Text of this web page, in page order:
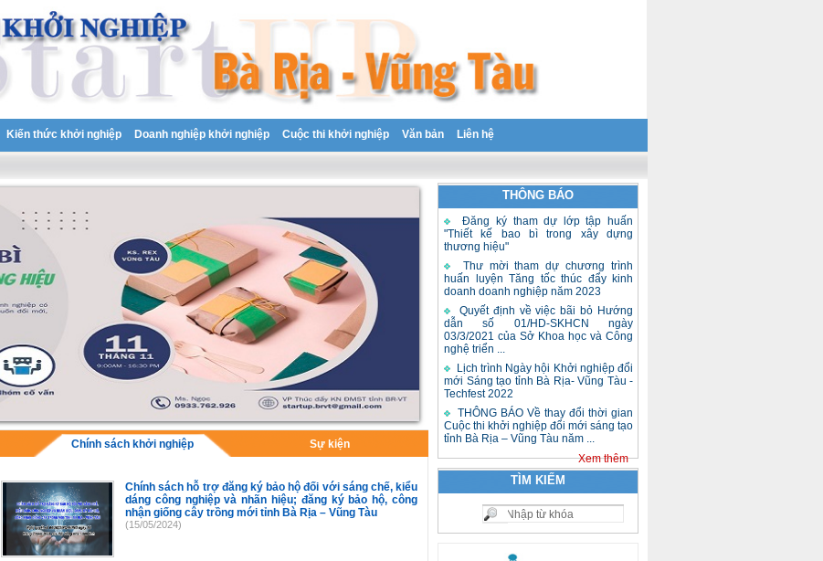
Kiến thức khởi nghiệp Doanh nghiệp khởi nghiệp Cuộc thi khởi nghiệp Văn bản Liên hệ
THÔNG BÁO
Đăng ký tham dự lớp tập huấn
"Thiết kế bao bì trong xây dựng
thương hiệu"
Thư mời tham dự chương trình
huấn luyện Tăng tốc thúc đẩy kinh
doanh doanh nghiệp năm 2023
Quyết định về việc bãi bỏ Hướng
dẫn số 01/HD-SKHCN ngày
03/3/2021 của Sở Khoa học và Công
nghệ triển ...
Lịch trình Ngày hội Khởi nghiệp đổi
mới Sáng tạo tỉnh Bà Rịa- Vũng Tàu -
Techfest 2022
THÔNG BÁO Về thay đổi thời gian
Cuộc thi khởi nghiệp đổi mới sáng tạo
tỉnh Bà Rịa – Vũng Tàu năm ...
Xem thêm
TÌM KIẾM
Chính sách khởi nghiệp Sự kiện
Chính sách hỗ trợ đăng ký bảo hộ đối với sáng chế, kiểu
dáng công nghiệp và nhãn hiệu; đăng ký bảo hộ, công
nhận giống cây trồng mới tỉnh Bà Rịa – Vũng Tàu
(15/05/2024)